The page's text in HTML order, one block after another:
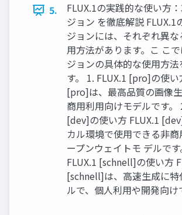
5.
FLUX.1の実践的な使い方
ジョン を徹底解説 FLUX.1
ジョンには、それぞれ異
用方法があります。こ こ
ジョンの具体的な使用方法
す。 1. FLUX.1 [pro]の使い
[pro]は、最高品質の画像
商用利用向けモデルです。
[dev]の使い方 FLUX.1
カル環境で使用できる非
ープンウェイトモ デルです
FLUX.1 [schnell]の使い方
[schnell]は、高速生成に特
ルで、個人利用や開発向け